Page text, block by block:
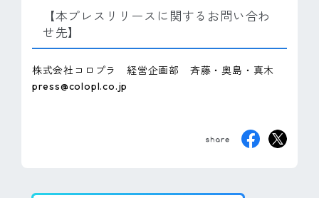
【本プレスリリースに関するお問い合わ
せ先】
株式会社コロプラ 経営企画部 斉藤・奥島・真木
press@colopl.co.jp